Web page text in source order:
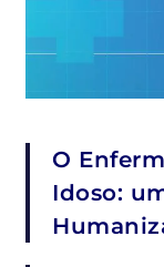
O
Idoso: